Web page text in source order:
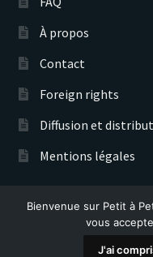
À propos
Contact
Foreign rights
Diffusion et
Mentions légales
Éditions
Bienvenue sur Petit à
vous
J'ai